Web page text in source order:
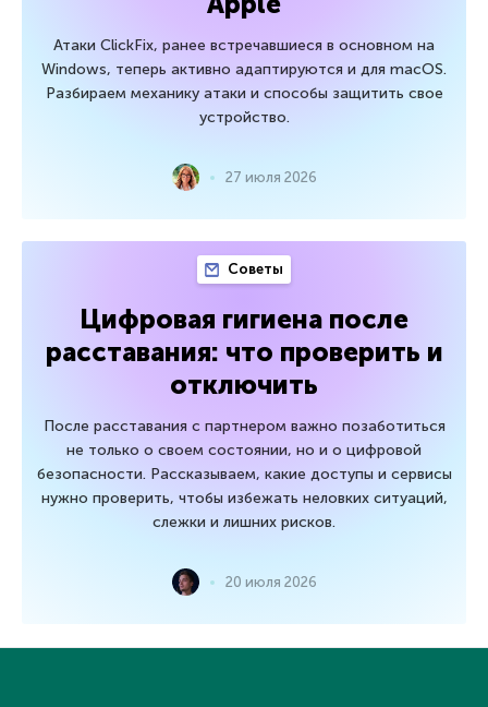
Атаки ClickFix, ранее встречавшиеся в основном на
Windows, теперь активно адаптируются и для macOS.
Разбираем механику атаки и способы защитить свое
устройство.
27 июля 2026
Советы
Цифровая гигиена после
расставания: что проверить и
отключить
После расставания с партнером важно позаботиться
не только о своем состоянии, но и о цифровой
безопасности. Рассказываем, какие доступы и сервисы
нужно проверить, чтобы избежать неловких ситуаций,
слежки и лишних рисков.
20 июля 2026